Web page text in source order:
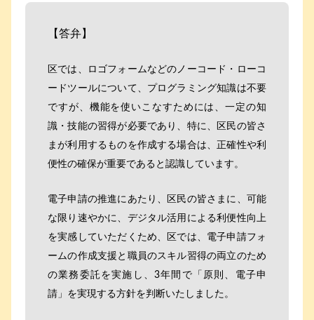
【答弁】
区では、ロゴフォームなどのノーコード・ローコ
ードツールについて、プログラミング知識は不要
ですが、機能を使いこなすためには、一定の知
識・技能の習得が必要であり、特に、区民の皆さ
まが利用するものを作成する場合は、正確性や利
便性の確保が重要であると認識しています。
電子申請の推進にあたり、区民の皆さまに、可能
な限り速やかに、デジタル活用による利便性向上
を実感していただくため、区では、電子申請フォ
ームの作成支援と職員のスキル習得の両立のため
の業務委託を実施し、3年間で「原則、電子申
請」を実現する方針を判断いたしました。